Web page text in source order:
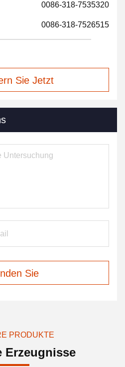
0086-318-7535320
0086-318-7526515
Sie Jetzt
Sie
PRODUKTE
Erzeugnisse